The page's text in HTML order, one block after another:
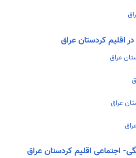
اقلیم کردستان عراق
عراق
عراق
اجتماعی اقلیم کردستان عراق